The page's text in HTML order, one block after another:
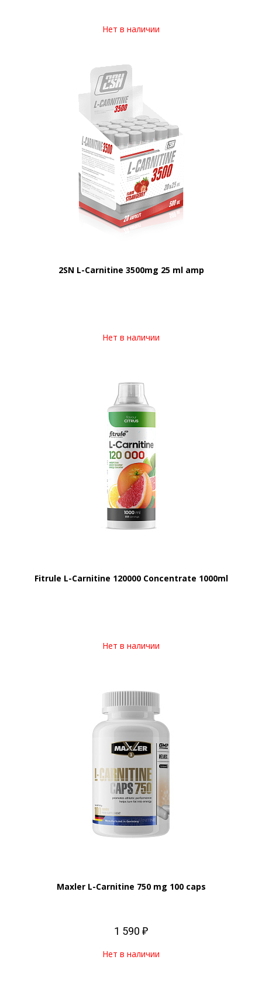
Нет в наличии
2SN L-Carnitine 3500mg 25 ml amp
Нет в наличии
Fitrule L-Carnitine 120000 Concentrate 1000ml
Нет в наличии
Maxler L-Carnitine 750 mg 100 caps
1 590 ₽
Нет в наличии